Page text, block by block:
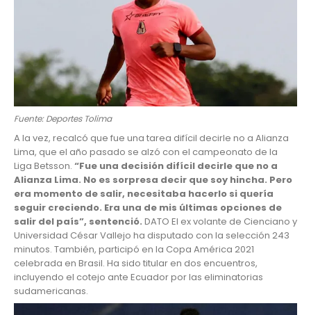
Fuente: Deportes Tolima
A la vez, recalcó que fue una tarea difícil decirle no a Alianza
Lima, que el año pasado se alzó con el campeonato de la
Liga Betsson. “Fue una decisión difícil decirle que no a
Alianza Lima. No es sorpresa decir que soy hincha. Pero
era momento de salir, necesitaba hacerlo si quería
seguir creciendo. Era una de mis últimas opciones de
salir del país”, sentenció. DATO El ex volante de Cienciano y
Universidad César Vallejo ha disputado con la selección 243
minutos. También, participó en la Copa América 2021
celebrada en Brasil. Ha sido titular en dos encuentros,
incluyendo el cotejo ante Ecuador por las eliminatorias
sudamericanas.